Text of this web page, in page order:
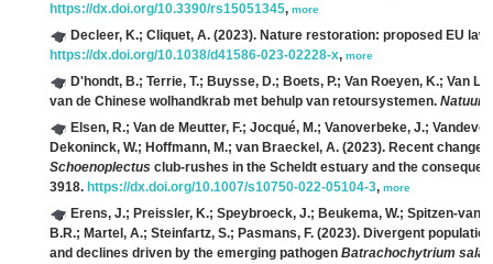
https://dx.doi.org/10.3390/rs15051345, more
Decleer, K.; Cliquet, A. (2023). Nature restoration: proposed EU
https://dx.doi.org/10.1038/d41586-023-02228-x, more
D'hondt, B.; Terrie, T.; Buysse, D.; Boets, P.; Van Roeyen, K.; Van
van de Chinese wolhandkrab met behulp van retoursystemen.
Elsen, R.; Van de Meutter, F.; Jocqué, M.; Vanoverbeke, J.;
Dekoninck, W.; Hoffmann, M.; van Braeckel, A. (2023). Recent
Schoenoplectus club-rushes in the Scheldt estuary and the
3918. https://dx.doi.org/10.1007/s10750-022-05104-3, more
Erens, J.; Preissler, K.; Speybroeck, J.; Beukema, W.; Spitzen-van
B.R.; Martel, A.; Steinfartz, S.; Pasmans, F. (2023). Divergent
and declines driven by the emerging pathogen Batrachochytrium